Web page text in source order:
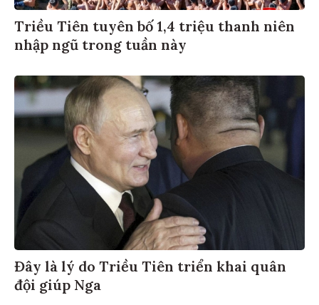
Triều Tiên tuyên bố 1,4 triệu thanh niên
nhập ngũ trong tuần này
Đây là lý do Triều Tiên triển khai quân
đội giúp Nga